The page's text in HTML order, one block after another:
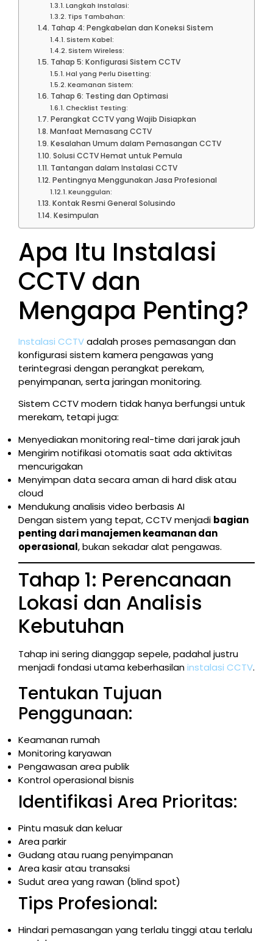
Langkah Instalasi:
Tips Tambahan:
Tahap 4: Pengkabelan dan Koneksi Sistem
Sistem Kabel:
Sistem Wireless:
Tahap 5: Konfigurasi Sistem CCTV
Hal yang Perlu Disetting:
Keamanan Sistem:
Tahap 6: Testing dan Optimasi
Checklist Testing:
Perangkat CCTV yang Wajib Disiapkan
Manfaat Memasang CCTV
Kesalahan Umum dalam Pemasangan CCTV
Solusi CCTV Hemat untuk Pemula
Tantangan dalam Instalasi CCTV
Pentingnya Menggunakan Jasa Profesional
Keunggulan:
Kontak Resmi General Solusindo
Kesimpulan
Apa Itu Instalasi
CCTV dan
Mengapa Penting?
Instalasi CCTVadalah proses pemasangan dan
konfigurasi sistem kamera pengawas yang
terintegrasi dengan perangkat perekam,
penyimpanan, serta jaringan monitoring.
Sistem CCTV modern tidak hanya berfungsi untuk
merekam, tetapi juga:
Menyediakan monitoring real-time dari jarak jauh
Mengirim notifikasi otomatis saat ada aktivitas
mencurigakan
Menyimpan data secara aman di hard disk atau
cloud
Mendukung analisis video berbasis AI
Dengan sistem yang tepat, CCTV menjadi bagian
penting dari manajemen keamanan dan
operasional, bukan sekadar alat pengawas.
Tahap 1: Perencanaan
Lokasi dan Analisis
Kebutuhan
Tahap ini sering dianggap sepele, padahal justru
menjadi fondasi utama keberhasilaninstalasi CCTV.
Tentukan Tujuan
Penggunaan:
Keamanan rumah
Monitoring karyawan
Pengawasan area publik
Kontrol operasional bisnis
Identifikasi Area Prioritas:
Pintu masuk dan keluar
Area parkir
Gudang atau ruang penyimpanan
Area kasir atau transaksi
Sudut area yang rawan (blind spot)
Tips Profesional:
Hindari pemasangan yang terlalu tinggi atau terlalu